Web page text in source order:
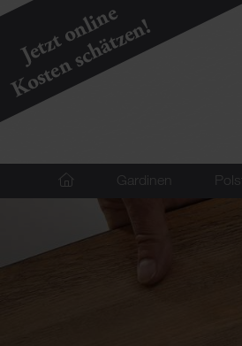
Navigation
überspringen
Gardinen